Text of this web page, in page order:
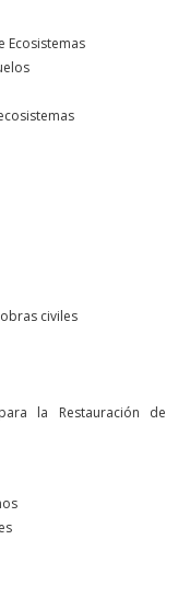
Ecosistemas
civiles
la Restauración de